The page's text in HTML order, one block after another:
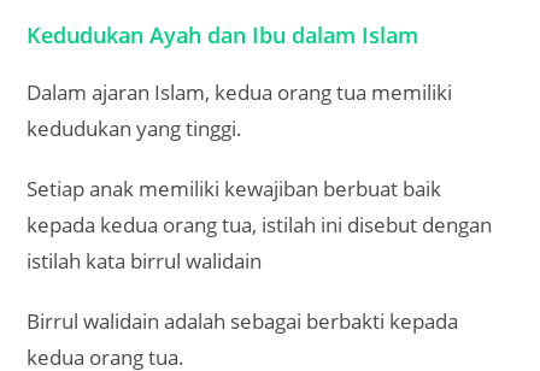
Kedudukan Ayah dan Ibu dalam Islam
Dalam ajaran Islam, kedua orang tua memiliki
kedudukan yang tinggi.
Setiap anak memiliki kewajiban berbuat baik
kepada kedua orang tua, istilah ini disebut dengan
istilah kata birrul walidain
Birrul walidain adalah sebagai berbakti kepada
kedua orang tua.